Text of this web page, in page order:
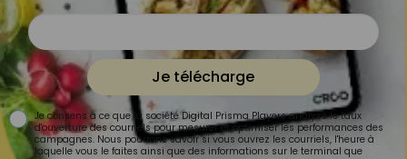
Je télécharge
Je consens à ce que la société Digital Prisma Players analyse le taux
d'ouverture des courriels pour mesurer et optimiser les performances des
campagnes. Nous pourrons savoir si vous ouvrez les courriels, l'heure à
laquelle vous le faites ainsi que des informations sur le terminal que